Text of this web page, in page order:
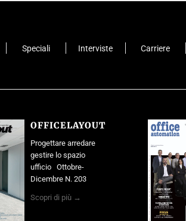
Speciali Interviste Carriere
OFFICELAYOUT
Progettare arredare
gestire lo spazio
ufficio Ottobre-
Dicembre N. 203
Scopri di più →